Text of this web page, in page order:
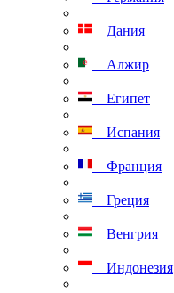
Дания
Алжир
Египет
Испания
Франция
Греция
Венгрия
Индонезия